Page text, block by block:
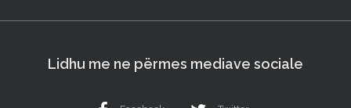
Lidhu me ne përmes mediave sociale